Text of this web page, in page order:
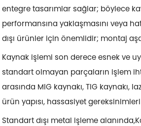
entegre tasarımlar sağlar; böylece
performansına yaklaşmasını veya
dışı ürünler için önemlidir; montaj
Kaynak işlemi son derece esnek ve
standart olmayan parçaların işlem
arasında MIG kaynakı, TIG kaynakı,
ürün yapısı, hassasiyet
Standart dışı metal işleme alanında,